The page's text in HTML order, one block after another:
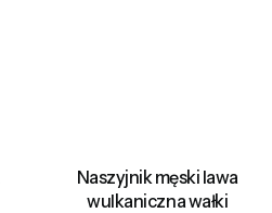
Naszyjnik męski lawa
wulkaniczna wałki